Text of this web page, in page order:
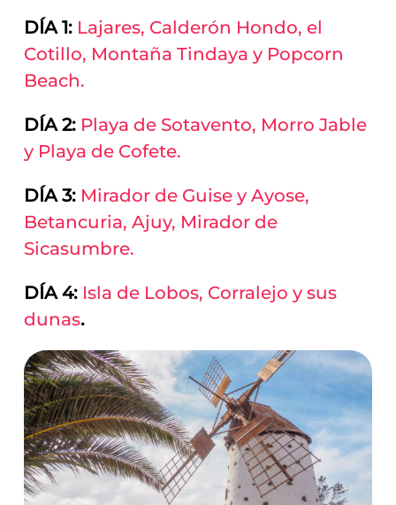
DÍA 1: Lajares, Calderón Hondo, el
Cotillo, Montaña Tindaya y Popcorn
Beach.
DÍA 2: Playa de Sotavento, Morro Jable
y Playa de Cofete.
DÍA 3: Mirador de Guise y Ayose,
Betancuria, Ajuy, Mirador de
Sicasumbre.
DÍA 4: Isla de Lobos, Corralejo y sus
dunas.